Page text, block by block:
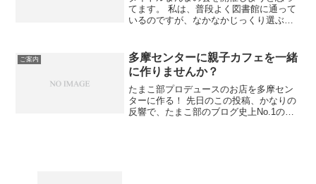
てます。 私は、普段よく図書館に通って
いるのですが、なかなかじっくり選ぶこ
良本に出会えてないのではと思ってま
す。こども2人連れての図...
ご案内
多摩センターに親子カフェを一緒
に作りませんか？
たまこ部プロデュースのお店を多摩セン
ターに作る！ 先日のこの投稿、かなりの
反響で、たまこ部のブログ史上No.1のア